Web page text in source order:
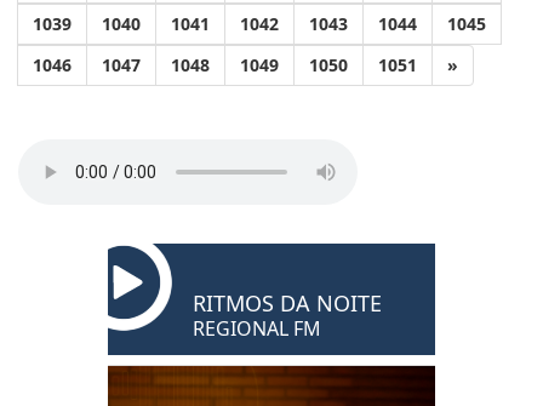
1039
1040 1041 1042 1043 1044
1045
1046
1047 1048 1049 1050 1051 »
RITMOS DA NOITE
REGIONAL FM